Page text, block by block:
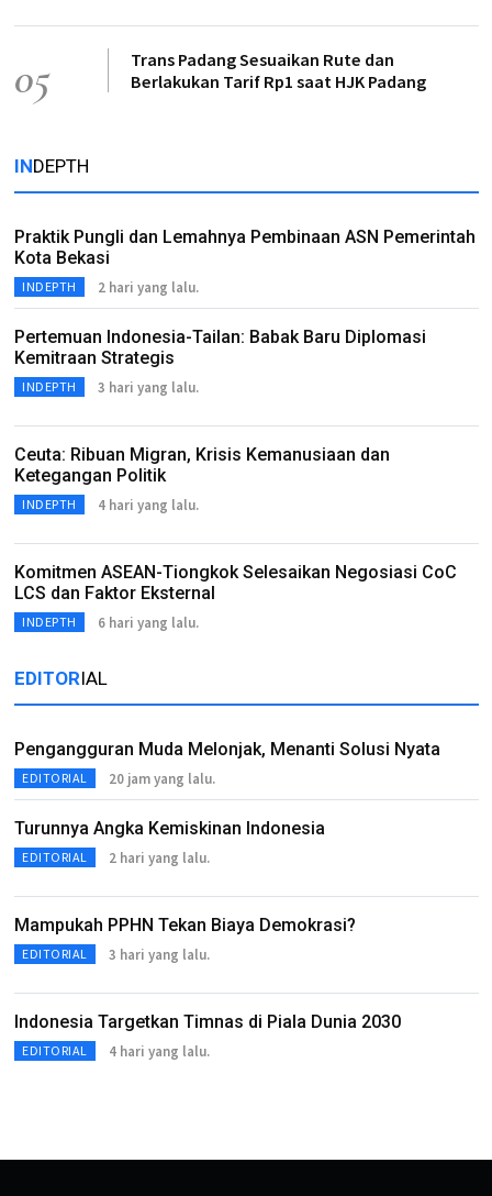
05
Trans Padang Sesuaikan Rute dan
Berlakukan Tarif Rp1 saat HJK Padang
INDEPTH
Praktik Pungli dan Lemahnya Pembinaan ASN Pemerintah
Kota Bekasi
INDEPTH 2 hari yang lalu.
Pertemuan Indonesia-Tailan: Babak Baru Diplomasi
Kemitraan Strategis
INDEPTH 3 hari yang lalu.
Ceuta: Ribuan Migran, Krisis Kemanusiaan dan
Ketegangan Politik
INDEPTH 4 hari yang lalu.
Komitmen ASEAN-Tiongkok Selesaikan Negosiasi CoC
LCS dan Faktor Eksternal
INDEPTH 6 hari yang lalu.
EDITORIAL
Pengangguran Muda Melonjak, Menanti Solusi Nyata
EDITORIAL 20 jam yang lalu.
Turunnya Angka Kemiskinan Indonesia
EDITORIAL 2 hari yang lalu.
Mampukah PPHN Tekan Biaya Demokrasi?
EDITORIAL 3 hari yang lalu.
Indonesia Targetkan Timnas di Piala Dunia 2030
EDITORIAL 4 hari yang lalu.